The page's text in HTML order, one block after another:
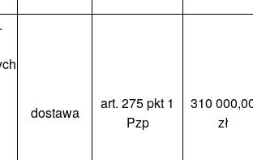
dostawa
art. 275 pkt 1
Pzp
310
zł